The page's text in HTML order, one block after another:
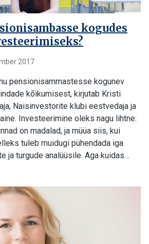
kogudes
2017
pensionisammastesse kogunev
kõikumisest, kirjutab Kristi
Naisinvestorite klubi eestvedaja ja
Investeerimine oleks nagu lihtne:
on madalad, ja müüa siis, kui
tuleb muidugi pühendada iga
ja turgude analüüsile. Aga kuidas…